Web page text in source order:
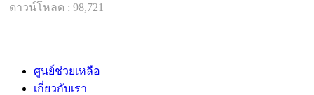
ดาวน์โหลด : 98,721
ศูนย์ช่วยเหลือ
เกี่ยวกับเรา